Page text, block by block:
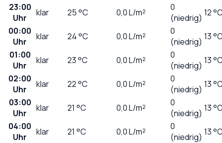
23:00
Uhr
klar 25°C 0,0L/m²
0
(niedrig) 12
00:00
Uhr
klar 24°C 0,0L/m²
0
(niedrig) 13
01:00
Uhr
klar 23°C 0,0L/m²
0
(niedrig) 13
02:00
Uhr
klar 22°C 0,0L/m²
0
(niedrig) 13
03:00
Uhr
klar 21 °C 0,0L/m²
0
(niedrig) 13
04:00
Uhr
klar 21 °C 0,0L/m²
0
(niedrig) 13